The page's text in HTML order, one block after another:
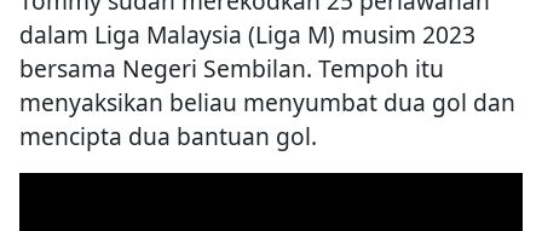
dalam Liga Malaysia (Liga M) musim 2023
bersama Negeri Sembilan. Tempoh itu
menyaksikan beliau menyumbat dua gol dan
mencipta dua bantuan gol.